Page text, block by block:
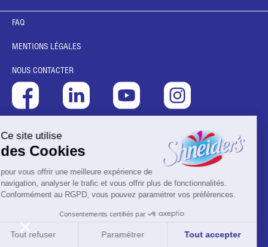
FAQ
MENTIONS LÉGALES
NOUS CONTACTER
Ce site utilise
des Cookies
pour vous offrir une meilleure expérience de
navigation, analyser le trafic et vous offrir plus de fonctionnalités.
Conformément au RGPD, vous pouvez paramétrer vos préférences.
Consentements certifiés par
Tout refuser Paramétrer Tout accepter